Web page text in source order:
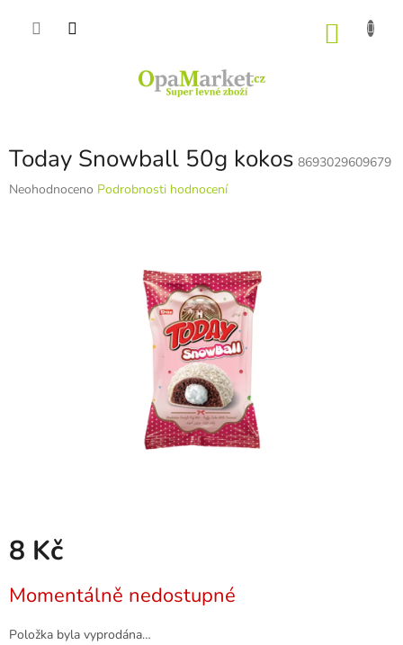
Today Snowball 50g kokos 8693029609679
Průměrné
Neohodnoceno Podrobnosti hodnocení
8 Kč
cena:
Momentálně nedostupné
Položka byla vyprodána…